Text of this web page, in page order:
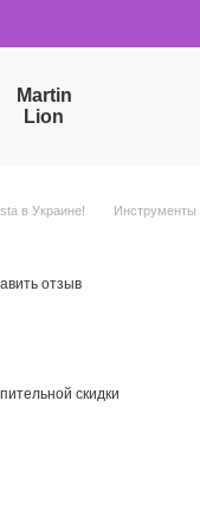
Martin
Lion
в Украине! Инструменты
отзыв
скидки